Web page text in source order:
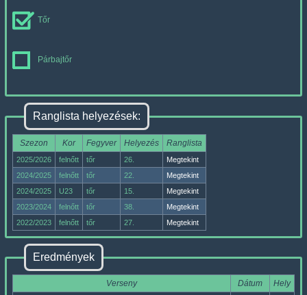
Tőr
Párbajtőr
Ranglista helyezések:
Szezon Kor Fegyver Helyezés Ranglista
2025/2026 felnőtt tőr 26.
Megtekint
2024/2025
felnőtt tőr 22.
Megtekint
2024/2025
U23 tőr 15.
Megtekint
2023/2024
felnőtt tőr 38.
Megtekint
2022/2023
felnőtt tőr 27. Megtekint
Eredmények
Verseny Dátum Hely